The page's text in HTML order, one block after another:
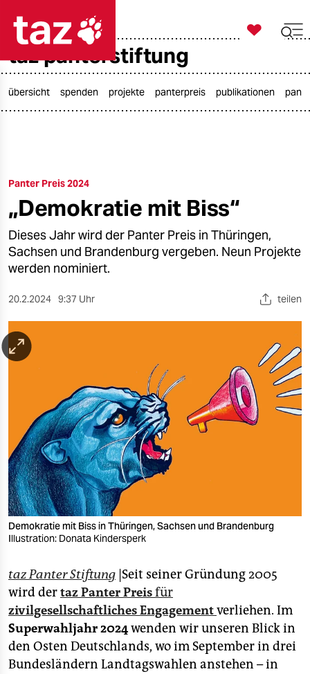
taz zahl ich
öko
gesellschaft
kultur
nord
wahrheit
verlag
veranstaltungen
shop
fragen & hilfe
unterstützen
abo
genossenschaft
epaper login

taz zahl ich
taz panterstiftung
übersicht spenden projekte panterpreis publikationen
Panter Preis 2024
„Demokratie mit Biss“
Dieses Jahr wird der Panter Preis in Thüringen,
Sachsen und Brandenburg vergeben. Neun Projekte
werden nominiert.
20.2.2024 9:37 Uhr teilen
Demokratie mit Biss in Thüringen, Sachsen und Brandenburg
Illustration: Donata Kindersperk
taz Panter Stiftung |Seit seiner Gründung 2005
wird dertaz Panter Preisfür
zivilgesellschaftliches Engagementverliehen. Im
Superwahljahr 2024wenden wir unseren Blick in
den Osten Deutschlands, wo im September in drei
Bundesländern Landtagswahlen anstehen – in